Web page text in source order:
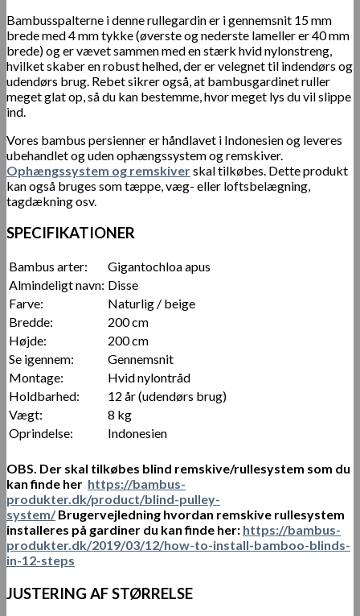
Bambusspalterne i denne rullegardin er i gennemsnit 15 mm
brede med 4 mm tykke (øverste og nederste lameller er 40 mm
brede) og er vævet sammen med en stærk hvid nylonstreng,
hvilket skaber en robust helhed, der er velegnet til indendørs og
udendørs brug. Rebet sikrer også, at bambusgardinet ruller
meget glat op, så du kan bestemme, hvor meget lys du vil slippe
ind.
Vores bambus persienner er håndlavet i Indonesien og leveres
ubehandlet og uden ophængssystem og remskiver.
Ophængssystem og remskiverskal tilkøbes. Dette produkt
kan også bruges som tæppe, væg- eller loftsbelægning,
tagdækning osv.
SPECIFIKATIONER
Bambus arter:
Gigantochloa apus
Almindeligt navn: Disse
Farve:
Naturlig / beige
Bredde:
200 cm
Højde:
200 cm
Se igennem:
Gennemsnit
Montage:
Hvid nylontråd
Holdbarhed:
12 år (udendørs brug)
Vægt:
8 kg
Oprindelse:
Indonesien
OBS. Der skal tilkøbes blind remskive/rullesystem som du
kan finde her https://bambus-
produkter.dk/product/blind-pulley-
system/ Brugervejledning hvordan remskive rullesystem
installeres på gardiner du kan finde her: https://bambus-
produkter.dk/2019/03/12/how-to-install-bamboo-blinds-
in-12-steps
JUSTERING AF STØRRELSE